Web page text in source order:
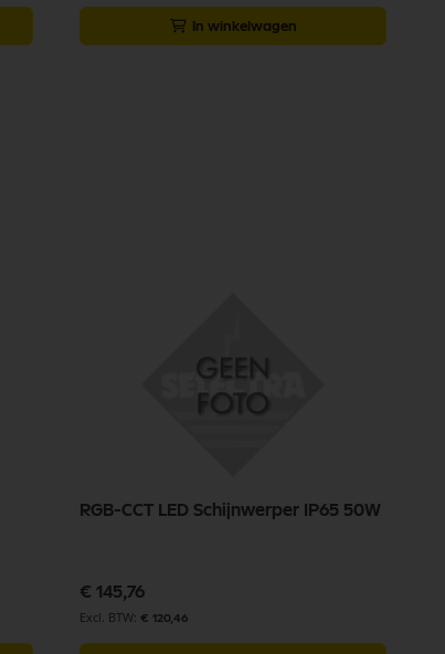
In winkelwagen
RGB-CCT LED Schijnwerper IP65 50W
€ 145,76
€ 120,46